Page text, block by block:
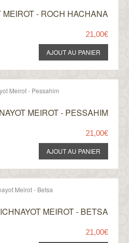
MEIROT - ROCH HACHANA
21,00€
MEIROT - PESSAHIM
21,00€
MEIROT - BETSA
21,00€